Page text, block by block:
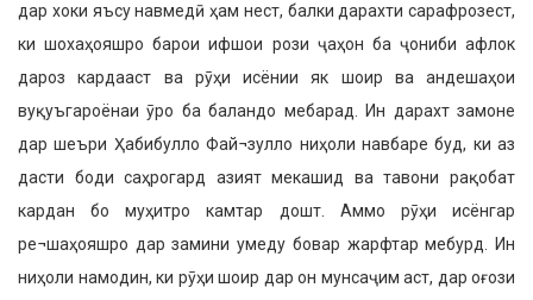
дар хоки яъсу навмедӣ ҳам нест, балки дарахти сарафрозест,
ки шохаҳояшро барои ифшои рози ҷаҳон ба ҷониби афлок
дароз кардааст ва рӯҳи исёнии як шоир ва андешаҳои
вуқуъгароёнаи ӯро ба баландо мебарад. Ин дарахт замоне
дар шеъри Ҳабибулло Фай¬зулло ниҳоли навбаре буд, ки аз
дасти боди саҳрогард азият мекашид ва тавони рақобат
кардан бо муҳитро камтар дошт. Аммо рӯҳи исёнгар
ре¬шаҳояшро дар замини умеду бовар жарфтар мебурд. Ин
ниҳоли намодин, ки рӯҳи шоир дар он мунсаҷим аст, дар оғози